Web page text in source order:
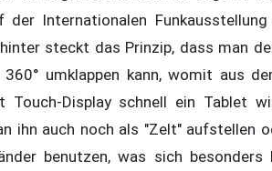
der Internationalen
steckt das Prinzip, dass man
360° umklappen kann, womit aus
Touch-Display schnell ein Tablet
ihn auch noch als "Zelt" aufstellen
benutzen, was sich besonders